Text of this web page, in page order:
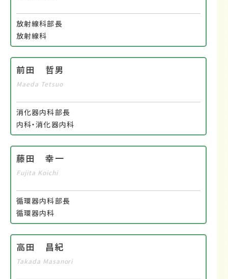
放射線科部長
放射線科
前田 哲男
Maeda Tetsuo
消化器内科部長
内科・消化器内科
藤田 幸一
Fujita Koichi
循環器内科部長
循環器内科
高田 昌紀
Takada Masanori